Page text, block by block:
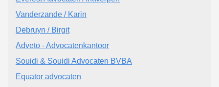
Vanderzande / Karin
Debruyn / Birgit
Adveto - Advocatenkantoor
Souidi & Souidi Advocaten BVBA
Equator advocaten